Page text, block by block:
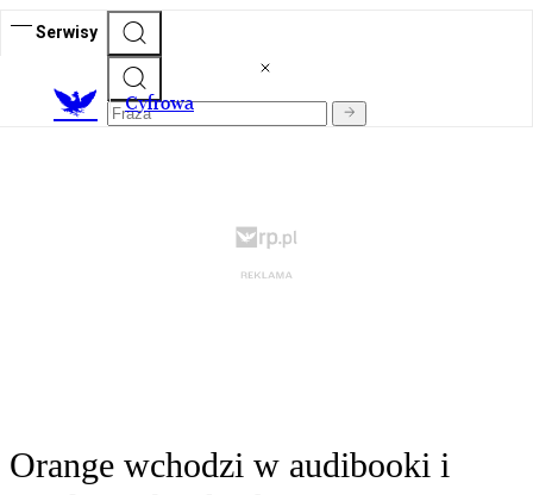
Serwisy
Cyfrowa
Orange wchodzi w audibooki i